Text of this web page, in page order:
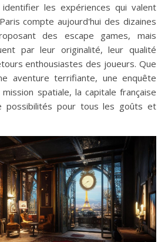
les expériences qui valent
compte aujourd'hui des dizaines
des escape games, mais
par leur originalité, leur qualité
enthousiastes des joueurs. Que
aventure terrifiante, une enquête
spatiale, la capitale française
possibilités pour tous les goûts et